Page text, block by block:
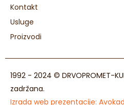
Kontakt
Usluge
Proizvodi
1992 - 2024 © DRVOPROMET-
zadržana.
Izrada web prezentacije: